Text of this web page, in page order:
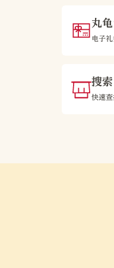
丸
电子
搜
快速